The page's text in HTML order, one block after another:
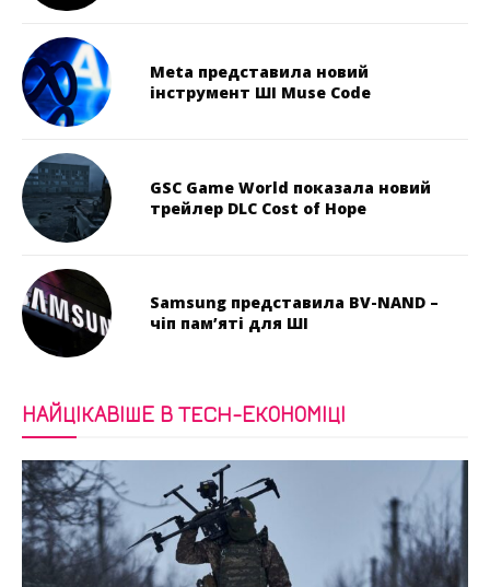
Meta представила новий
інструмент ШІ Muse Code
GSC Game World показала новий
трейлер DLC Cost of Hope
Samsung представила BV-NAND –
чіп пам’яті для ШІ
НАЙЦІКАВІШЕ В TECH-ЕКОНОМІЦІ